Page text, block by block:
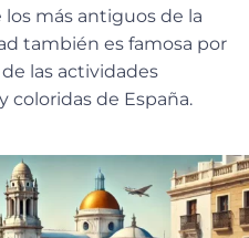
más antiguos de la
también es famosa por
las actividades
coloridas de España.